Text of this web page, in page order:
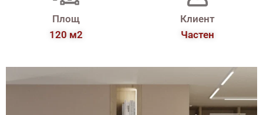
Площ
120 м2
Клиент
Частен